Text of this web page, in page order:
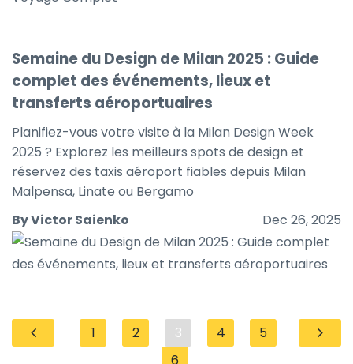
Semaine du Design de Milan 2025 : Guide
complet des événements, lieux et
transferts aéroportuaires
Planifiez-vous votre visite à la Milan Design Week
2025 ? Explorez les meilleurs spots de design et
réservez des taxis aéroport fiables depuis Milan
Malpensa, Linate ou Bergamo
By Victor Saienko
Dec 26, 2025
1 2 3 4
5